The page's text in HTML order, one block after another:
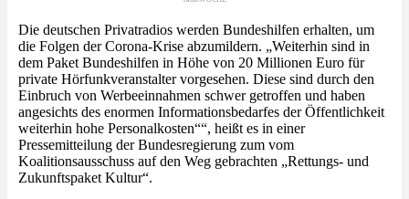
Die deutschen Privatradios werden Bundeshilfen erhalten, um
die Folgen der Corona-Krise abzumildern. „Weiterhin sind in
dem Paket Bundeshilfen in Höhe von 20 Millionen Euro für
private Hörfunkveranstalter vorgesehen. Diese sind durch den
Einbruch von Werbeeinnahmen schwer getroffen und haben
angesichts des enormen Informationsbedarfes der Öffentlichkeit
weiterhin hohe Personalkosten““, heißt es in einer
Pressemitteilung der Bundesregierung zum vom
Koalitionsausschuss auf den Weg gebrachten „Rettungs- und
Zukunftspaket Kultur“.